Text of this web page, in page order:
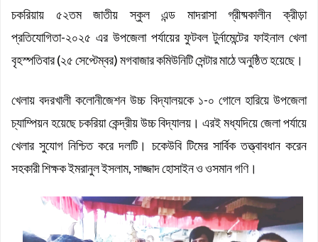
শিক্ষার্থী
চকরিয়া কেন্দ্রীয় উচ্চ বিদ্যালয়ে জুলাই গণঅভ্যুত্থান দিবস পালিত
চকরিয়ায় ৫২তম জাতীয় স্কুল এন্ড মাদরাসা গ্রীষ্মকালীন ক্রীড়া
প্রতিযোগিতা-২০২৫ এর উপজেলা পর্যায়ের ফুটবল টুর্নামেন্টের ফাইনাল খেলা
বৃহস্পতিবার (২৫ সেপ্টেম্বর) মগবাজার কমিউনিটি সেন্টার মাঠে অনুষ্ঠিত হয়েছে।
খেলায় বদরখালী কলোনীজেশন উচ্চ বিদ্যালয়কে ১-০ গোলে হারিয়ে উপজেলা
চ্যাম্পিয়ন হয়েছে চকরিয়া কেন্দ্রীয় উচ্চ বিদ্যালয়। এরই মধ্যদিয়ে জেলা পর্যায়ে
খেলার সুযোগনিশ্চিত করে দলটি। চকেউবি টিমের সার্বিক তত্ত্বাবধান করেন
সহকারী শিক্ষক ইমরানুল ইসলাম, সাজ্জাদ হোসাইন ও ওসমান গণি।